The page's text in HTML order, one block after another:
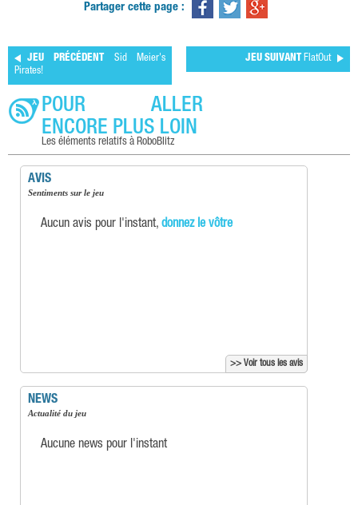
Partager cette page :
JEU PRÉCÉDENT
Sid Meier's
Pirates!
JEU SUIVANT FlatOut
POUR ALLER
ENCORE PLUS LOIN
Les éléments relatifs à RoboBlitz
AVIS
Sentiments sur le jeu
Aucun avis pour l'instant, donnez le vôtre
>> Voir tous les avis
NEWS
Actualité du jeu
Aucune news pour l'instant